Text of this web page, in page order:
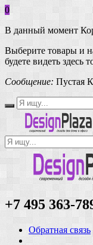
0
В данный момент
Выберите товары и
будете видеть
Сообщение: Пустая
+7 495 363-
Обратная связь